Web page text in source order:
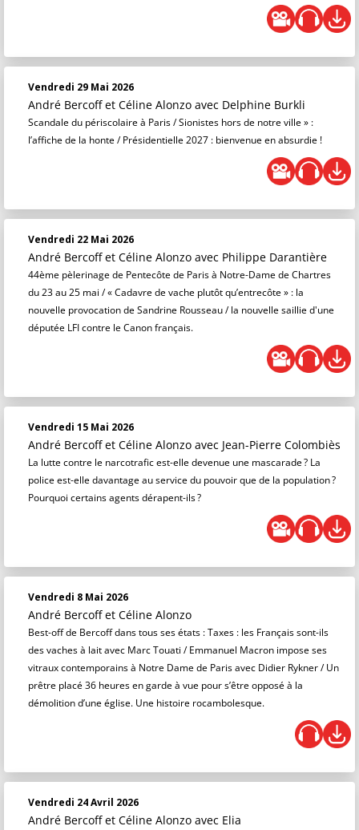
Vendredi 29 Mai 2026
André Bercoff et Céline Alonzo avec Delphine Burkli
Scandale du périscolaire à Paris / Sionistes hors de notre ville » :
l’affiche de la honte / Présidentielle 2027 : bienvenue en absurdie !
Vendredi 22 Mai 2026
André Bercoff et Céline Alonzo avec Philippe Darantière
44ème pèlerinage de Pentecôte de Paris à Notre-Dame de Chartres
du 23 au 25 mai / « Cadavre de vache plutôt qu’entrecôte » : la
nouvelle provocation de Sandrine Rousseau / la nouvelle saillie d'une
députée LFI contre le Canon français.
Vendredi 15 Mai 2026
André Bercoff et Céline Alonzo avec Jean-Pierre Colombiès
La lutte contre le narcotrafic est-elle devenue une mascarade ? La
police est-elle davantage au service du pouvoir que de la population ?
Pourquoi certains agents dérapent-ils ?
Vendredi 8 Mai 2026
André Bercoff et Céline Alonzo
Best-off de Bercoff dans tous ses états : Taxes : les Français sont-ils
des vaches à lait avec Marc Touati / Emmanuel Macron impose ses
vitraux contemporains à Notre Dame de Paris avec Didier Rykner / Un
prêtre placé 36 heures en garde à vue pour s’être opposé à la
démolition d’une église. Une histoire rocambolesque.
Vendredi 24 Avril 2026
André Bercoff et Céline Alonzo avec Elia